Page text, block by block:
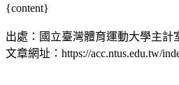
{content}
出處：國立臺灣體育運動大學主計
文章網址：https://acc.ntus.edu.tw/